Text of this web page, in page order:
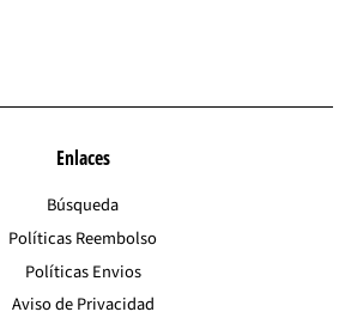
Enlaces
Búsqueda
Políticas Reembolso
Políticas Envios
Aviso de Privacidad